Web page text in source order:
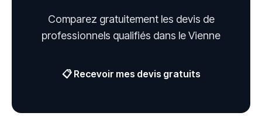
Comparez gratuitement les devis de
professionnels qualifiés dans le Vienne
📋 Recevoir mes devis gratuits